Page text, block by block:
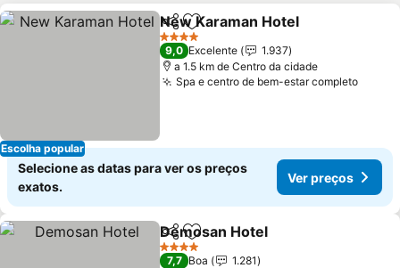
Escolha popular
PartilharAdicionar aos favoritos
New Karaman Hotel
4 Estrelas
9,0 Excelente
1.937
a 1.5 km de Centro da cidade
Spa e centro de bem-estar completoVer
Selecione as datas para ver os preços
exatos.
Ver preços
PartilharAdicionar aos favoritos
Demosan Hotel
4 Estrelas
7,7 Boa
1.281